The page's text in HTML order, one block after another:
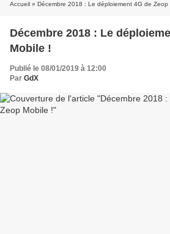
Accueil » Décembre 2018 : Le déploiement 4G de Zeop
Décembre 2018 : Le
Mobile !
Publié le 08/01/2019 à 12:00
Par GdX